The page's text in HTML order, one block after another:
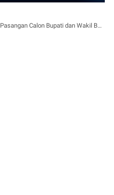
Pasangan Calon Bupati dan Wakil Bupati Perorangan Harus Didukung Minimal 144.031 Orang